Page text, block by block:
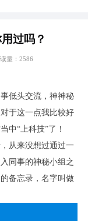
过吗？
量：2586
低头交流，神神秘
于这一点我比较好
中“上科技”了！
从来没想过通过一
同事的神秘小组之
备忘录，名字叫做